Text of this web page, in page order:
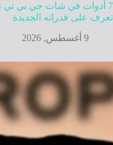
7 أدوات في شات جي بي
تعرف على قدراته الجديدة
9 أغسطس, 2026